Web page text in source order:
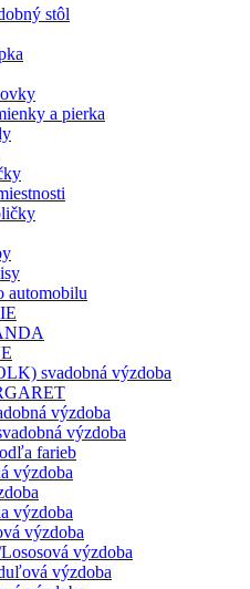
stôl
a pierka
automobilu
svadobná výzdoba
výzdoba
výzdoba
farieb
výzdoba
výzdoba
výzdoba
výzdoba
výzdoba